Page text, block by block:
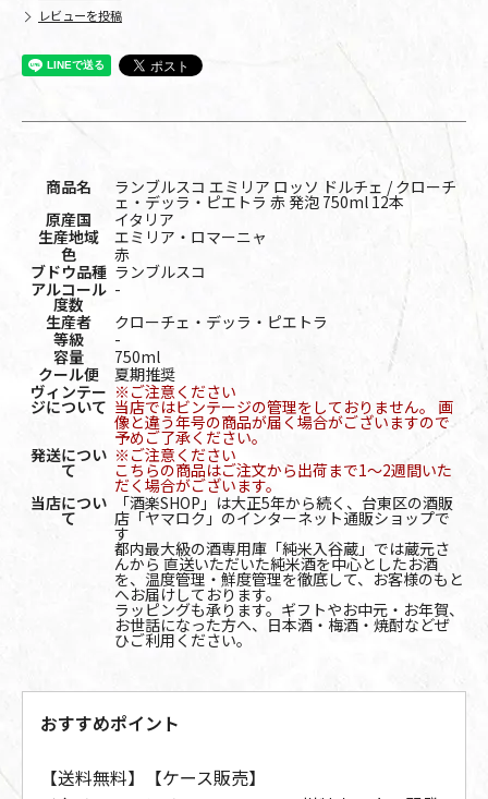
レビューを投稿
商品名 ランブルスコ エミリア ロッソ ドルチェ / クローチ
ェ・デッラ・ピエトラ 赤 発泡 750ml 12本
原産国
イタリア
生産地域
エミリア・ロマーニャ
色
赤
ブドウ品種 ランブルスコ
アルコール
度数
-
生産者
クローチェ・デッラ・ピエトラ
等級
-
容量
750ml
クール便
夏期推奨
ヴィンテー
ジについて
※ご注意ください
当店ではビンテージの管理をしておりません。 画
像と違う年号の商品が届く場合がございますので
予めご了承ください。
発送につい
て
※ご注意ください
こちらの商品はご注文から出荷まで1～2週間いた
だく場合がございます。
当店につい
て
「酒楽SHOP」は大正5年から続く、台東区の酒販
店「ヤマロク」のインターネット通販ショップで
す
都内最大級の酒専用庫「純米入谷蔵」では蔵元さ
んから 直送いただいた純米酒を中心としたお酒
を、温度管理・鮮度管理を徹底して、お客様のもと
へお届けしております。
ラッピングも承ります。ギフトやお中元・お年賀、
お世話になった方へ、日本酒・梅酒・焼酎などぜ
ひご利用ください。
おすすめポイント
【送料無料】【ケース販売】